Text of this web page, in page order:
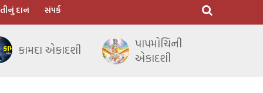
દાન સંપર્ક
કામદા એકાદશી
પાપમોચિની
એકાદશી